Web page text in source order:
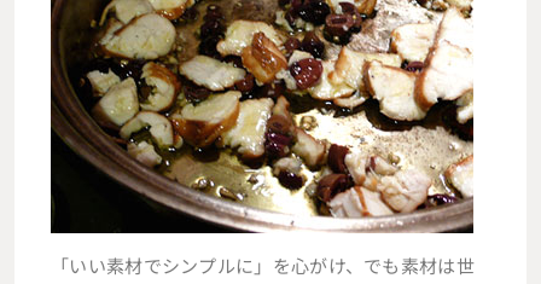
「いい素材でシンプルに」を心がけ、でも素材は世